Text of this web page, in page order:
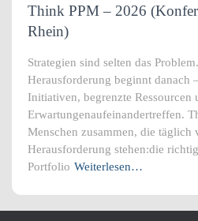
Think PPM – 2026
Rhein)
Strategien sind selten das
Herausforderung beginnt danach
Initiativen, begrenzte Ressourcen
Erwartungenaufeinandertreffen.
Menschen zusammen, die täglich
Herausforderung stehen:die
Portfolio Weiterlesen…